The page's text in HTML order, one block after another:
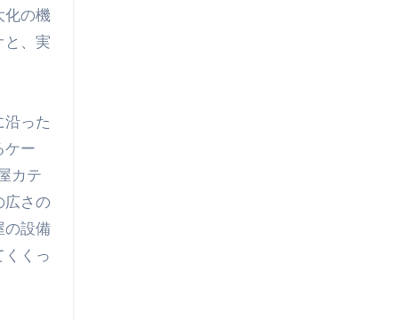
化の機
と、実
った
ケー
カテ
広さの
の設備
くっ